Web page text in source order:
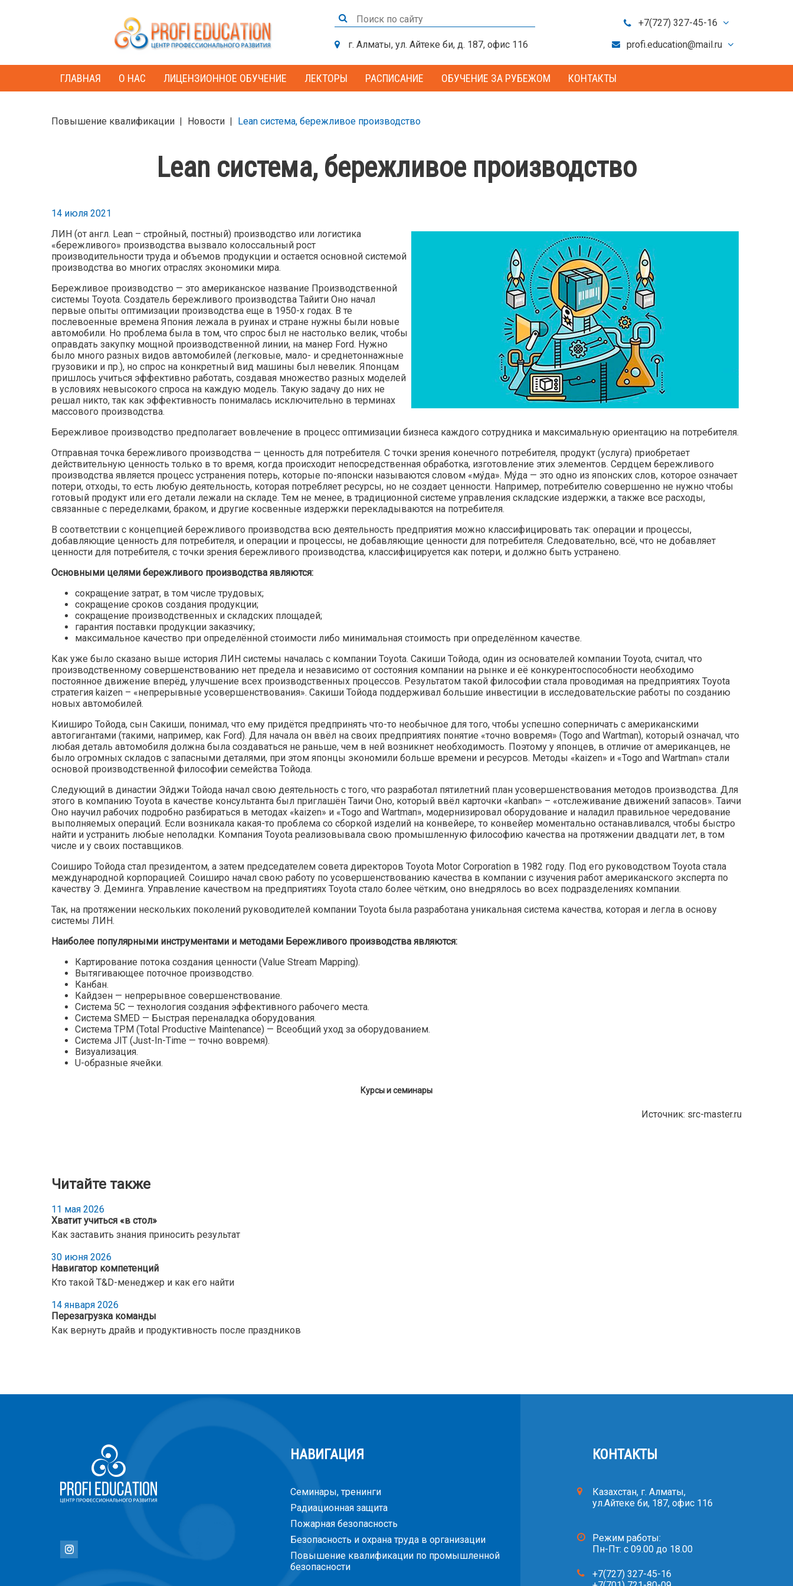
г. Алматы, ул. Айтеке би, д. 187, офис 116
+7(727) 327-45-16
profi.education@mail.ru
ГЛАВНАЯ О НАС ЛИЦЕНЗИОННОЕ ОБУЧЕНИЕ ЛЕКТОРЫ РАСПИСАНИЕ ОБУЧЕНИЕ ЗА РУБЕЖОМ КОНТАКТЫ
Повышение квалификации Новости Lean система, бережливое производство
Lean система, бережливое производство
14 июля 2021
ЛИН (от англ. Lean – стройный, постный) производство или логистика
«бережливого» производства вызвало колоссальный рост
производительности труда и объемов продукции и остается основной системой
производства во многих отраслях экономики мира.
Бережливое производство — это американское название Производственной
системы Toyota. Создатель бережливого производства Тайити Оно начал
первые опыты оптимизации производства еще в 1950-х годах. В те
послевоенные времена Япония лежала в руинах и стране нужны были новые
автомобили. Но проблема была в том, что спрос был не настолько велик, чтобы
оправдать закупку мощной производственной линии, на манер Ford. Нужно
было много разных видов автомобилей (легковые, мало- и среднетоннажные
грузовики и пр.), но спрос на конкретный вид машины был невелик. Японцам
пришлось учиться эффективно работать, создавая множество разных моделей
в условиях невысокого спроса на каждую модель. Такую задачу до них не
решал никто, так как эффективность понималась исключительно в терминах
массового производства.
Бережливое производство предполагает вовлечение в процесс оптимизации бизнеса каждого сотрудника и максимальную ориентацию на потребителя.
Отправная точка бережливого производства — ценность для потребителя. С точки зрения конечного потребителя, продукт (услуга) приобретает
действительную ценность только в то время, когда происходит непосредственная обработка, изготовление этих элементов. Сердцем бережливого
производства является процесс устранения потерь, которые по-японски называются словом «му́да». Му́да — это одно из японских слов, которое означает
потери, отходы, то есть любую деятельность, которая потребляет ресурсы, но не создает ценности. Например, потребителю совершенно не нужно чтобы
готовый продукт или его детали лежали на складе. Тем не менее, в традиционной системе управления складские издержки, а также все расходы,
связанные с переделками, браком, и другие косвенные издержки перекладываются на потребителя.
В соответствии с концепцией бережливого производства всю деятельность предприятия можно классифицировать так: операции и процессы,
добавляющие ценность для потребителя, и операции и процессы, не добавляющие ценности для потребителя. Следовательно, всё, что не добавляет
ценности для потребителя, с точки зрения бережливого производства, классифицируется как потери, и должно быть устранено.
Основными целями бережливого производства являются:
сокращение затрат, в том числе трудовых;
сокращение сроков создания продукции;
сокращение производственных и складских площадей;
гарантия поставки продукции заказчику;
максимальное качество при определённой стоимости либо минимальная стоимость при определённом качестве.
Как уже было сказано выше история ЛИН системы началась с компании Toyota. Сакиши Тойода, один из основателей компании Toyota, считал, что
производственному совершенствованию нет предела и независимо от состояния компании на рынке и её конкурентоспособности необходимо
постоянное движение вперёд, улучшение всех производственных процессов. Результатом такой философии стала проводимая на предприятиях Toyota
стратегия kaizen – «непрерывные усовершенствования». Сакиши Тойода поддерживал большие инвестиции в исследовательские работы по созданию
новых автомобилей.
Кииширо Тойода, сын Сакиши, понимал, что ему придётся предпринять что-то необычное для того, чтобы успешно соперничать с американскими
автогигантами (такими, например, как Ford). Для начала он ввёл на своих предприятиях понятие «точно вовремя» (Togo and Wartman), который означал, что
любая деталь автомобиля должна была создаваться не раньше, чем в ней возникнет необходимость. Поэтому у японцев, в отличие от американцев, не
было огромных складов с запасными деталями, при этом японцы экономили больше времени и ресурсов. Методы «kaizen» и «Togo and Wartman» стали
основой производственной философии семейства Тойода.
Следующий в династии Эйджи Тойода начал свою деятельность с того, что разработал пятилетний план усовершенствования методов производства. Для
этого в компанию Toyota в качестве консультанта был приглашён Таичи Оно, который ввёл карточки «kanban» – «отслеживание движений запасов». Таичи
Оно научил рабочих подробно разбираться в методах «kaizen» и «Togo and Wartman», модернизировал оборудование и наладил правильное чередование
выполняемых операций. Если возникала какая-то проблема со сборкой изделий на конвейере, то конвейер моментально останавливался, чтобы быстро
найти и устранить любые неполадки. Компания Toyota реализовывала свою промышленную философию качества на протяжении двадцати лет, в том
числе и у своих поставщиков.
Соиширо Тойода стал президентом, а затем председателем совета директоров Toyota Motor Corporation в 1982 году. Под его руководством Toyota стала
международной корпорацией. Соиширо начал свою работу по усовершенствованию качества в компании с изучения работ американского эксперта по
качеству Э. Деминга. Управление качеством на предприятиях Toyota стало более чётким, оно внедрялось во всех подразделениях компании.
Так, на протяжении нескольких поколений руководителей компании Toyota была разработана уникальная система качества, которая и легла в основу
системы ЛИН.
Наиболее популярными инструментами и методами Бережливого производства являются:
Картирование потока создания ценности (Value Stream Mapping).
Вытягивающее поточное производство.
Канбан.
Кайдзен — непрерывное совершенствование.
Система 5С — технология создания эффективного рабочего места.
Система SMED — Быстрая переналадка оборудования.
Система TPM (Total Productive Maintenance) — Всеобщий уход за оборудованием.
Система JIT (Just-In-Time — точно вовремя).
Визуализация.
U-образные ячейки.
Курсы и семинары
Источник: src-master.ru
Читайте также
11 мая 2026
Хватит учиться «в стол»
Как заставить знания приносить результат
30 июня 2026
Навигатор компетенций
Кто такой T&D-менеджер и как его найти
14 января 2026
Перезагрузка команды
Как вернуть драйв и продуктивность после праздников
НАВИГАЦИЯ
Семинары, тренинги
Радиационная защита
Пожарная безопасность
Безопасность и охрана труда в организации
Повышение квалификации по промышленной
безопасности
КОНТАКТЫ
Казахстан, г. Алматы,
ул.Айтеке би, 187, офис 116
Режим работы:
Пн-Пт: с 09.00 до 18.00
+7(727) 327-45-16